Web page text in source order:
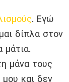
. Εγώ
δίπλα στον
μάτια.
μάνα τους
και δεν